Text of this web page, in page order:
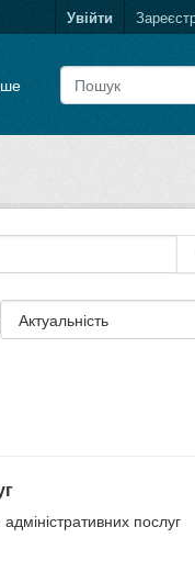
Увійти
послуг